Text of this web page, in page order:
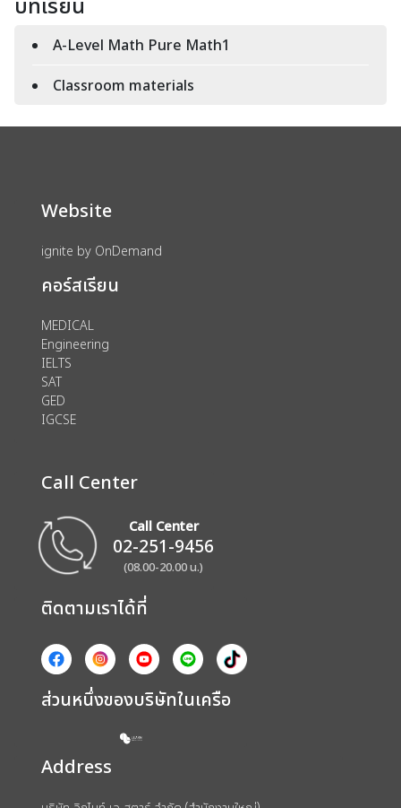
A-Level Math Pure Math1
Classroom materials
Website
ignite by OnDemand
คอร์สเรียน
MEDICAL
Engineering
IELTS
SAT
GED
IGCSE
Call Center
Call Center
02-251-9456
(08.00-20.00 น.)
ติดตามเราได้ที่
ส่วนหนึ่งของบริษัทในเครือ
Address